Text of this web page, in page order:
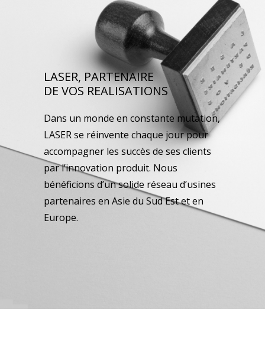
LASER, PARTENAIRE
DE VOS REALISATIONS
Dans un monde en constante mutation,
LASER se réinvente chaque jour pour
accompagner les succès de ses clients
par l’innovation produit. Nous
bénéficions d’un solide réseau d’usines
partenaires en Asie du Sud Est et en
Europe.